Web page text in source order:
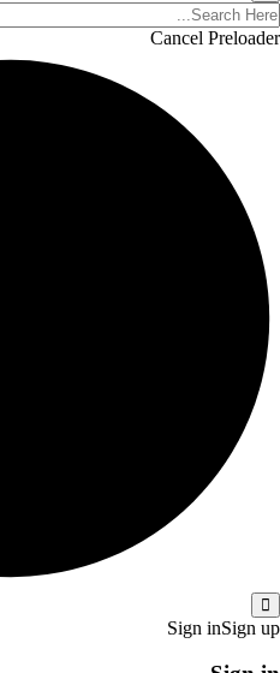
Cancel Preloader
Sign inSign up